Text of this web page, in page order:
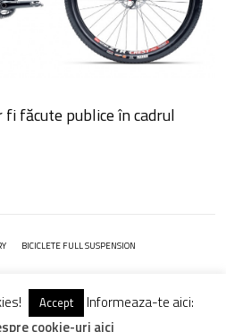
făcute publice în cadrul
BICICLETE FULL SUSPENSION
Accept
Informeaza-te aici:
cookie-uri aici